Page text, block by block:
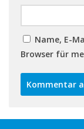
Name, E-
Browser für